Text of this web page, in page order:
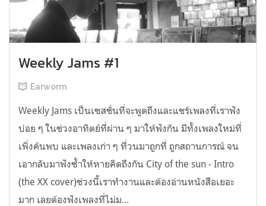
Weekly Jams #1
Earworm
Weekly Jams เป็นเซสชั่นที่จะพูดถึงและแชร์เพลงที่เราฟัง
บ่อย ๆ ในช่วงอาทิตย์ที่ผ่าน ๆ มาให้ฟังกัน มีทั้งเพลงใหม่ที่
เพิ่งค้นพบ และเพลงเก่า ๆ ที่วนมาถูกที่ ถูกสถานการณ์ จน
เอากลับมาฟังซ้ำให้หายคิดถึงกัน City of the sun - Intro
(the XX cover)ช่วงนี้เราทำงานและต้องอ่านหนังสือเยอะ
มาก เลยต้องฟังเพลงที่ไม่ม...